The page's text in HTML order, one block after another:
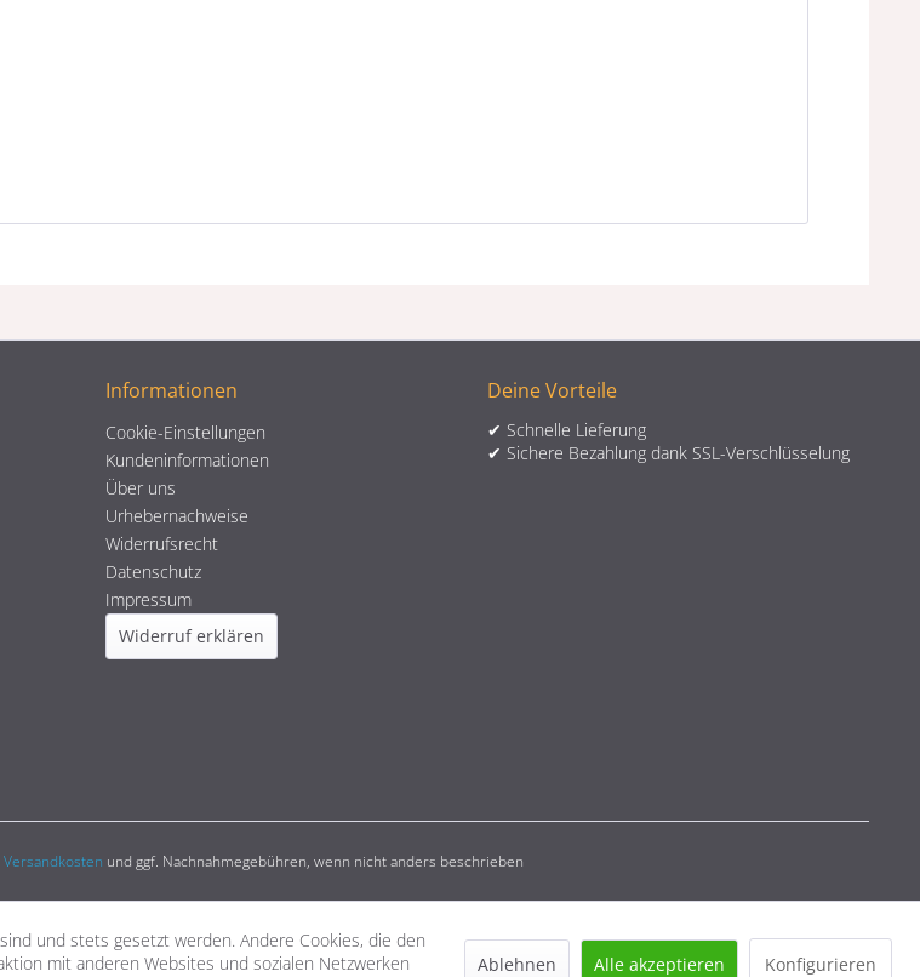
Informationen
Cookie-Einstellungen
Kundeninformationen
Über uns
Urhebernachweise
Widerrufsrecht
Datenschutz
Impressum
Widerruf erklären
Deine Vorteile
✔ Schnelle Lieferung
✔ Sichere Bezahlung dank SSL-Verschlüsselung
Versandkosten und ggf. Nachnahmegebühren, wenn nicht anders beschrieben
und stets gesetzt werden. Andere Cookies, die den
mit anderen Websites und sozialen Netzwerken
Ablehnen Alle akzeptieren Konfigurieren